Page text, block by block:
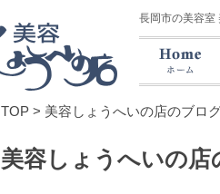
長岡市の美容室
TOP > 美容しょうへいの店のブロ
美容しょうへいの店